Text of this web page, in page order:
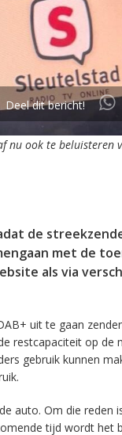
Deel dit bericht!
nu ook te beluisteren
de
met de
als via
uit te gaan
restcapaciteit op de
gebruik kunnen
auto. Om die reden
tijd wordt het